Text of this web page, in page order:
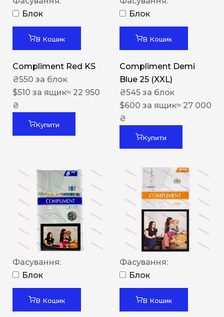
Блок
В Кошик
Compliment Red KS
₴550 за блок
$510 за ящик≈ 22 950
₴
Купити
Блок
В Кошик
Compliment Demi
Blue 25 (XXL)
₴545 за блок
$600 за ящик≈ 27 000
₴
Купити
Фасування:
Блок
В Кошик
Фасування:
Блок
В Кошик